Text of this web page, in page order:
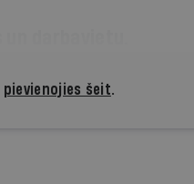
pievienojies šeit.